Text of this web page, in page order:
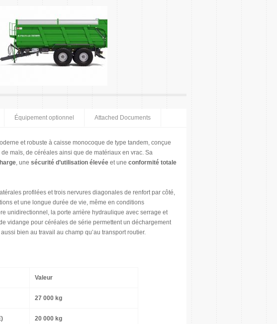
Équipement optionnel Attached Documents
et robuste à caisse monocoque de type tandem, conçue
maïs, de céréales ainsi que de matériaux en vrac. Sa
, une sécurité d’utilisation élevée et une conformité totale
profilées et trois nervures diagonales de renfort par côté,
et une longue durée de vie, même en conditions
unidirectionnel, la porte arrière hydraulique avec serrage et
vidange pour céréales de série permettent un déchargement
bien au travail au champ qu’au transport routier.
Valeur
27 000 kg
20 000 kg